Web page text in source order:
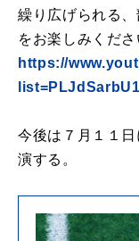
繰り広げられる
をお楽しみくださ
https://
今後は７月１１
演する。